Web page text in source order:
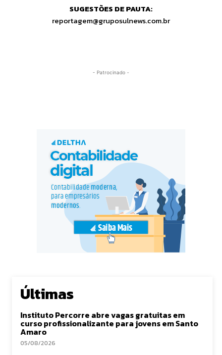
SUGESTÕES DE PAUTA:
reportagem@gruposulnews.com.br
- Patrocinado -
Últimas
Instituto Percorre abre vagas gratuitas em
curso profissionalizante para jovens em Santo
Amaro
05/08/2026